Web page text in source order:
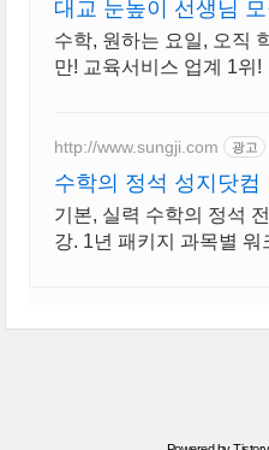
대교 눈높이 선생님 모
수학, 원하는 요일, 오직
만! 교육서비스 업계 1위!
http://www.sungji.com 광고
수학의 정석 성지닷컴
기본, 실력 수학의 정석
강. 1년 패키지 과목별 워